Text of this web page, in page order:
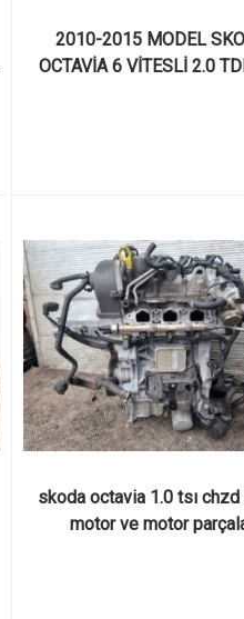
2010-2015 MODEL
OCTAVİA 6 VİTESLİ 2.0
skoda octavia 1.0 tsı
motor ve motor